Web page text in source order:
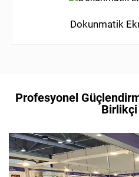
Dokunmatik
Profesyonel